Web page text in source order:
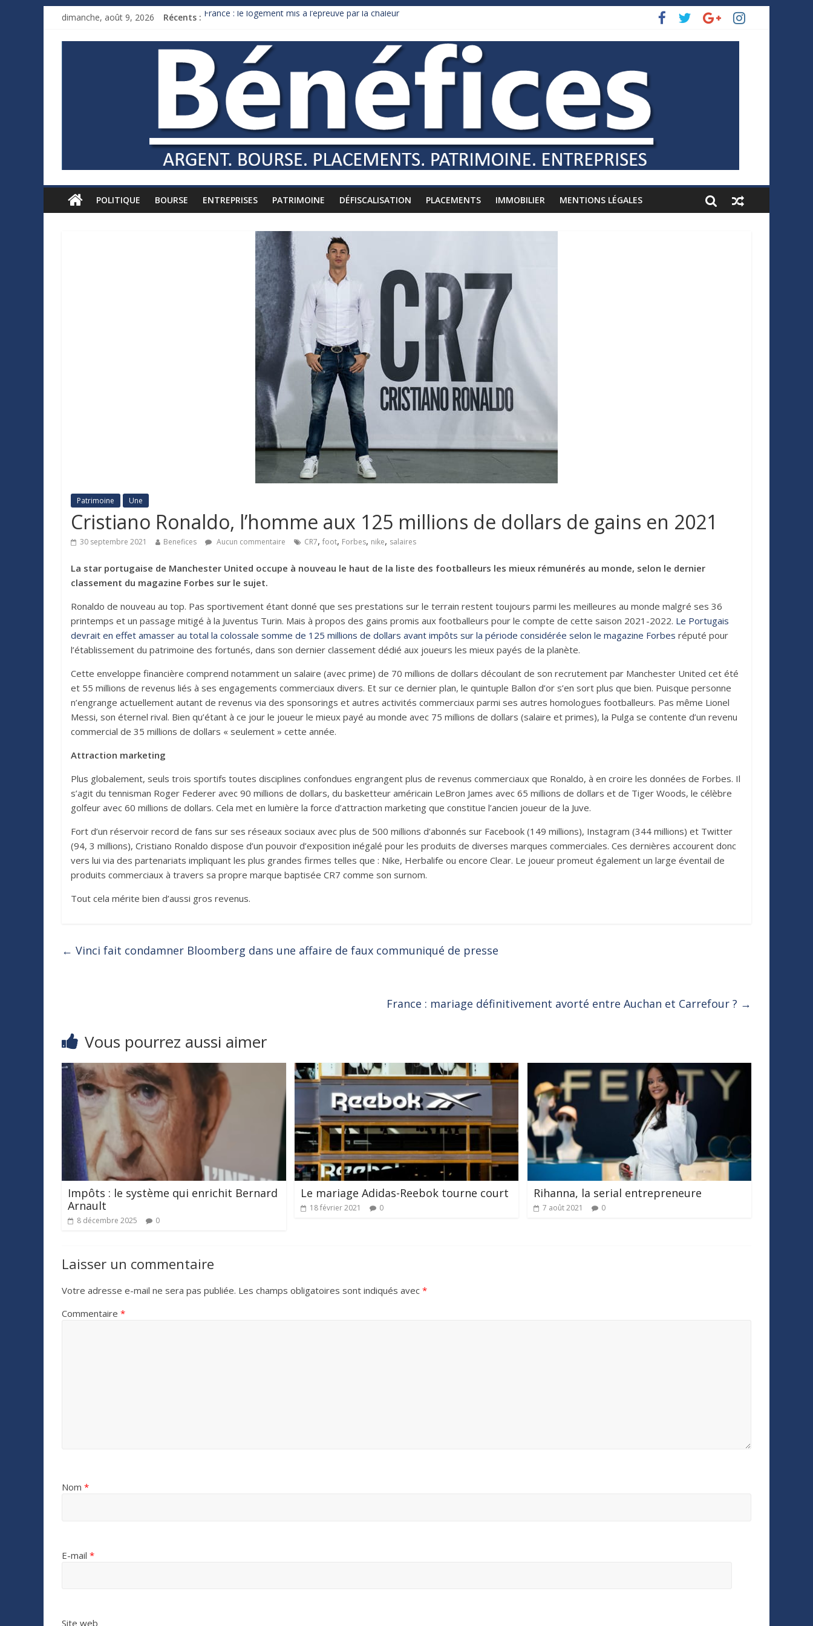
dimanche, août 9, 2026 Récents : France : le logement mis à l’épreuve par la chaleur
Royaume-Uni : Andy Burnham recule sur l’impôt
Xavier Niel, le milliardaire qui ne touche presque rien
Ruée des fortunes russes vers l’étranger
POLITIQUE BOURSE ENTREPRISES PATRIMOINE DÉFISCALISATION PLACEMENTS IMMOBILIER MENTIONS LÉGALES
Patrimoine Une
Cristiano Ronaldo, l’homme aux 125 millions de dollars de gains en 2021
30 septembre 2021 Benefices Aucun commentaire CR7, foot, Forbes, nike, salaires
La star portugaise de Manchester United occupe à nouveau le haut de la liste des footballeurs les mieux rémunérés au monde, selon le dernier
classement du magazine Forbes sur le sujet.
Ronaldo de nouveau au top. Pas sportivement étant donné que ses prestations sur le terrain restent toujours parmi les meilleures au monde malgré ses 36
printemps et un passage mitigé à la Juventus Turin. Mais à propos des gains promis aux footballeurs pour le compte de cette saison 2021-2022. Le Portugais
devrait en effet amasser au total la colossale somme de 125 millions de dollars avant impôts sur la période considérée selon le magazine Forbes réputé pour
l’établissement du patrimoine des fortunés, dans son dernier classement dédié aux joueurs les mieux payés de la planète.
Cette enveloppe financière comprend notamment un salaire (avec prime) de 70 millions de dollars découlant de son recrutement par Manchester United cet été
et 55 millions de revenus liés à ses engagements commerciaux divers. Et sur ce dernier plan, le quintuple Ballon d’or s’en sort plus que bien. Puisque personne
n’engrange actuellement autant de revenus via des sponsorings et autres activités commerciaux parmi ses autres homologues footballeurs. Pas même Lionel
Messi, son éternel rival. Bien qu’étant à ce jour le joueur le mieux payé au monde avec 75 millions de dollars (salaire et primes), la Pulga se contente d’un revenu
commercial de 35 millions de dollars « seulement » cette année.
Attraction marketing
Plus globalement, seuls trois sportifs toutes disciplines confondues engrangent plus de revenus commerciaux que Ronaldo, à en croire les données de Forbes. Il
s’agit du tennisman Roger Federer avec 90 millions de dollars, du basketteur américain LeBron James avec 65 millions de dollars et de Tiger Woods, le célèbre
golfeur avec 60 millions de dollars. Cela met en lumière la force d’attraction marketing que constitue l’ancien joueur de la Juve.
Fort d’un réservoir record de fans sur ses réseaux sociaux avec plus de 500 millions d’abonnés sur Facebook (149 millions), Instagram (344 millions) et Twitter
(94, 3 millions), Cristiano Ronaldo dispose d’un pouvoir d’exposition inégalé pour les produits de diverses marques commerciales. Ces dernières accourent donc
vers lui via des partenariats impliquant les plus grandes firmes telles que : Nike, Herbalife ou encore Clear. Le joueur promeut également un large éventail de
produits commerciaux à travers sa propre marque baptisée CR7 comme son surnom.
Tout cela mérite bien d’aussi gros revenus.
← Vinci fait condamner Bloomberg dans une affaire de faux communiqué de presse
France : mariage définitivement avorté entre Auchan et Carrefour ? →
Vous pourrez aussi aimer
Impôts : le système qui enrichit Bernard
Arnault
8 décembre 2025 0
Le mariage Adidas-Reebok tourne court
18 février 2021 0
Rihanna, la serial entrepreneure
7 août 2021 0
Laisser un commentaire
Votre adresse e-mail ne sera pas publiée. Les champs obligatoires sont indiqués avec *
Commentaire *
Nom *
E-mail *
Site web